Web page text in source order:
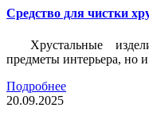
Средство для чистки
Хрустальные
предметы интерьера, но
Подробнее
20.09.2025